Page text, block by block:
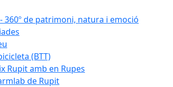
360º de patrimoni, natura i emoció
(BTT)
Rupit amb en Rupes
de Rupit